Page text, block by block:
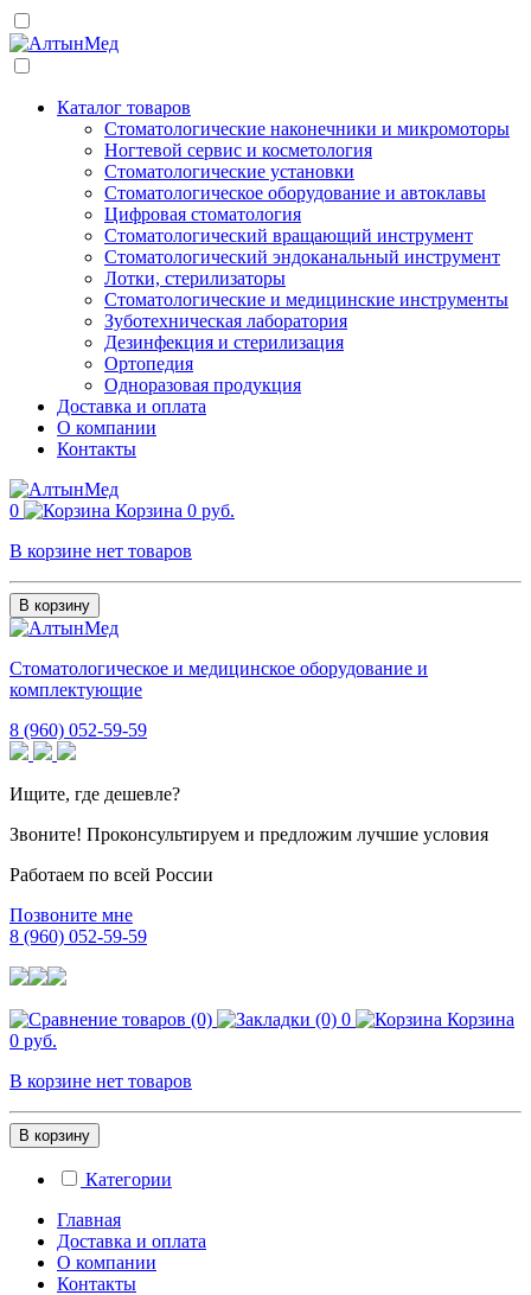
Каталог товаров
Стоматологические наконечники и микромоторы
Ногтевой сервис и косметология
Стоматологические установки
Стоматологическое оборудование и автоклавы
Цифровая стоматология
Стоматологический вращающий инструмент
Стоматологический эндоканальный инструмент
Лотки, стерилизаторы
Стоматологические и медицинские инструменты
Зуботехническая лаборатория
Дезинфекция и стерилизация
Ортопедия
Одноразовая продукция
Доставка и оплата
О компании
Контакты
0 Корзина 0 руб.
В корзине нет товаров
В корзину
Стоматологическое и медицинское оборудование и
комплектующие
8 (960) 052-59-59
Ищите, где дешевле?
Звоните! Проконсультируем и предложим лучшие условия
Работаем по всей России
Позвоните мне
8 (960) 052-59-59
0
Корзина
0 руб.
В корзине нет товаров
В корзину
Категории
Главная
Доставка и оплата
О компании
Контакты